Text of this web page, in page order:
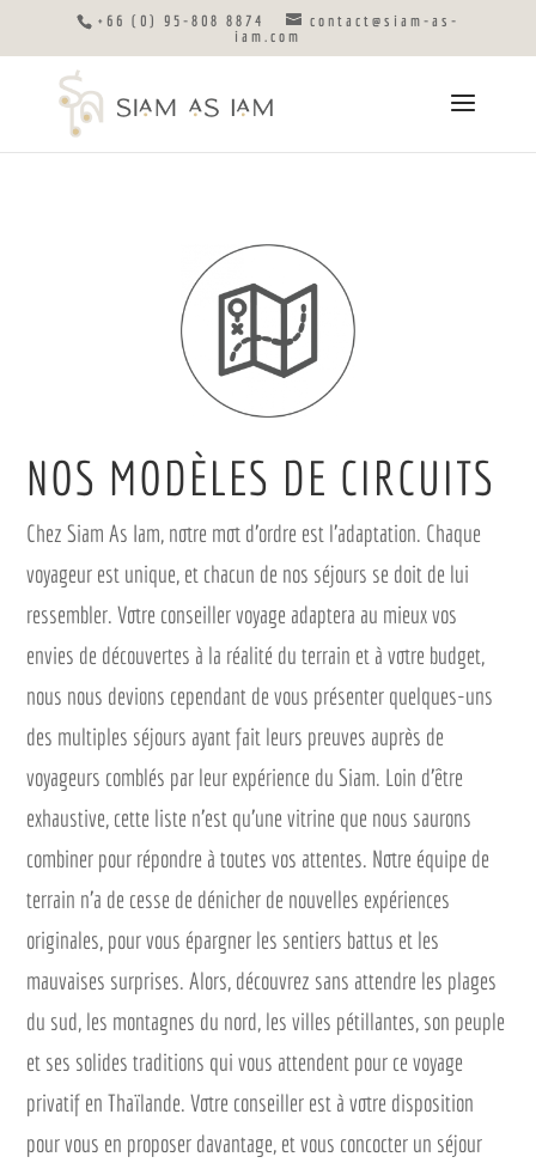
+66 (0) 95-808 8874
contact@siam-as-
iam.com
NOS MODÈLES DE CIRCUITS
Chez Siam As Iam, notre mot d’ordre est l’adaptation. Chaque
voyageur est unique, et chacun de nos séjours se doit de lui
ressembler. Votre conseiller voyage adaptera au mieux vos
envies de découvertes à la réalité du terrain et à votre budget,
nous nous devions cependant de vous présenter quelques-uns
des multiples séjours ayant fait leurs preuves auprès de
voyageurs comblés par leur expérience du Siam. Loin d’être
exhaustive, cette liste n’est qu’une vitrine que nous saurons
combiner pour répondre à toutes vos attentes. Notre équipe de
terrain n’a de cesse de dénicher de nouvelles expériences
originales, pour vous épargner les sentiers battus et les
mauvaises surprises. Alors, découvrez sans attendre les plages
du sud, les montagnes du nord, les villes pétillantes, son peuple
et ses solides traditions qui vous attendent pour ce voyage
privatif en Thaïlande. Votre conseiller est à votre disposition
pour vous en proposer davantage, et vous concocter un séjour